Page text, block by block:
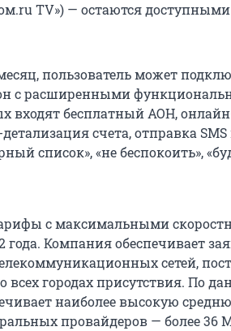
TV») — остаются
пользователь может
с расширенными
входят бесплатный АОН,
счета, отправка
список», «не беспокоить»,
с максимальными
года. Компания обеспечивает
сетей,
городах присутствия. По
наиболее высокую
провайдеров — более 36